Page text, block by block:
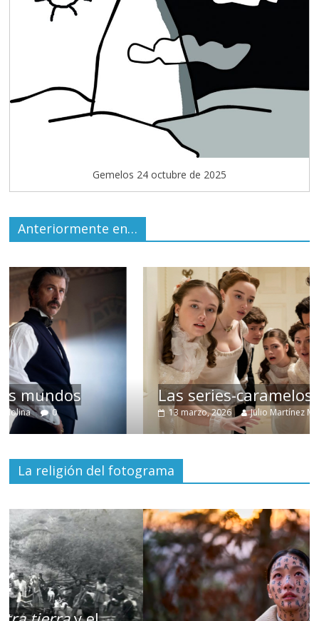
Gemelos 24 octubre de 2025
Anteriormente en…
Las series-caramelos de Shondaland
13 marzo, 2026 Julio Martínez Molina 0
La religión del fotograma